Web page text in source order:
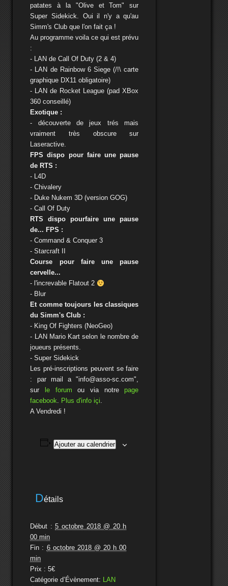
patates à la "Olive et Tom" sur
Super Sidekick. Oui il n'y a qu'au
Simm's Club que l'on fait ça !
Au programme voila ce qui est prévu
:
- LAN de Call Of Duty (2 & 4)
- LAN de Rainbow 6 Siege (/!\ carte
graphique DX11 obligatoire)
- LAN de Rocket League (pad XBox
360 conseillé)
Exotique :
- découverte de jeux trés mais
vraiment très obscure sur
Laseractive.
FPS dispo pour faire une pause
de RTS :
- L4D
- Chivalery
- Duke Nukem 3D (version GOG)
- Call Of Duty
RTS dispo pourfaire une pause
de... FPS :
- Command & Conquer 3
- Starcraft II
Course pour faire une pause
cervelle...
- l'increvable Flatout 2
- Blur
Et comme toujours les classiques
du Simm's Club :
- King Of Fighters (NeoGeo)
- LAN Mario Kart selon le nombre de
joueurs présents.
- Super Sidekick
Les pré-inscriptions peuvent se faire
: par mail a "info@asso-sc.com",
sur
le forum ou via notrepage
facebook. Plus d'info içi.
A Vendredi !
Ajouter au calendrier
Détails
Début : 5 octobre 2018 @ 20 h
00 min
Fin : 6 octobre 2018 @ 20 h 00
min
Prix : 5€
Catégorie d’Évènement: LAN